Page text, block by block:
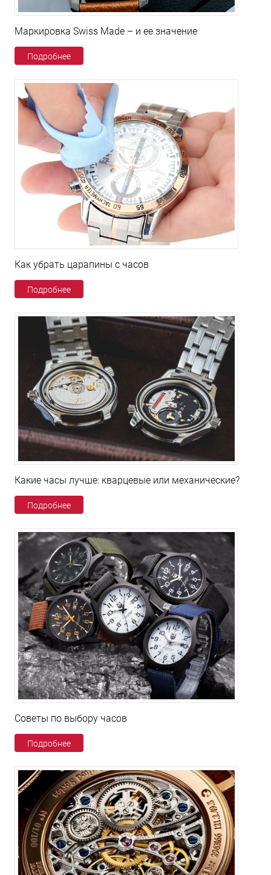
Маркировка Swiss Made – и ее значение
Подробнее
Как убрать царапины с часов
Подробнее
Какие часы лучше: кварцевые или механические?
Подробнее
Советы по выбору часов
Подробнее